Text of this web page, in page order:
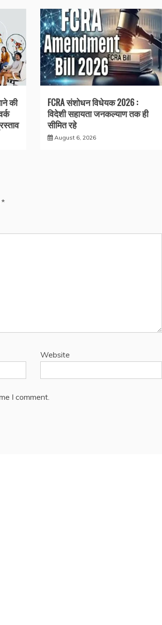
की
FCRA संशोधन विधेयक 2026 :
विदेशी सहायता जनकल्याण तक ही
सीमित रहे
August 6, 2026
*
Website
I comment.